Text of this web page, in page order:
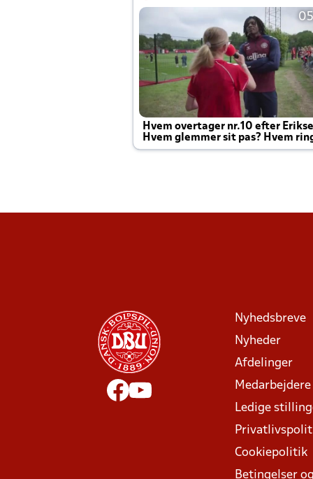
Hvem overtager nr.10 efter
Hvem glemmer sit pas? Hvem
Joachim altid til efter kampe?
Nyhedsbreve
Nyheder
Afdelinger
Medarbejdere
Ledige
Cookiepolitik
Betingelser